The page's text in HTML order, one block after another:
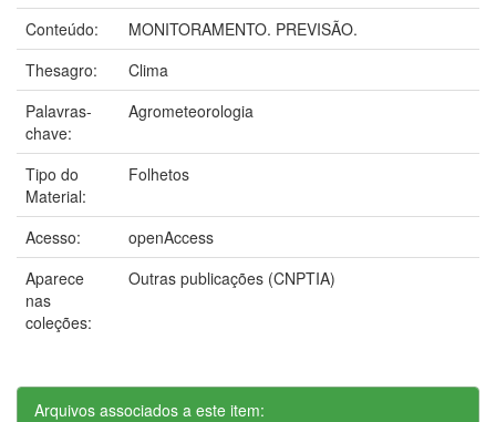
Conteúdo:
MONITORAMENTO. PREVISÃO.
Thesagro:
Clima
Palavras-
chave:
Agrometeorologia
Tipo do
Material:
Folhetos
Acesso:
openAccess
Aparece
nas
coleções:
Outras publicações (CNPTIA)
Arquivos associados a este item: